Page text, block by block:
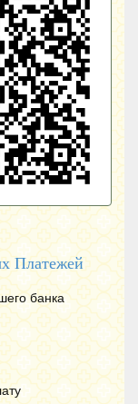
Платежей
банка